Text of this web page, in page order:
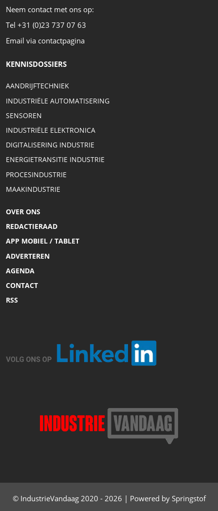
Neem contact met ons op:
Tel +31 (0)23 737 07 63
Email via contactpagina
KENNISDOSSIERS
AANDRIJFTECHNIEK
INDUSTRIËLE AUTOMATISERING
SENSOREN
INDUSTRIËLE ELEKTRONICA
DIGITALISERING INDUSTRIE
ENERGIETRANSITIE INDUSTRIE
PROCESINDUSTRIE
MAAKINDUSTRIE
OVER ONS
REDACTIERAAD
APP MOBIEL / TABLET
ADVERTEREN
AGENDA
CONTACT
RSS
© IndustrieVandaag 2020 - 2026 | Powered by Springstof